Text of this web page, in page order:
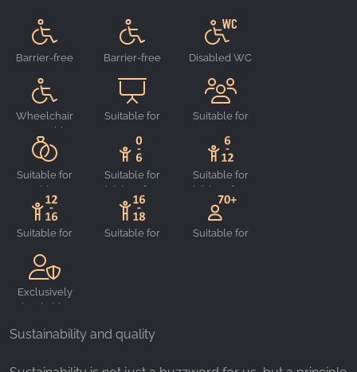
Barrier-free
Barrier-free
sanitary
Disabled WC
Wheelchair
accessible
Suitable for
Suitable for
Suitable for
weddings
Suitable for
children from
0-6
Suitable for
children from
6-12
Suitable for
from 12-16
Suitable for
Suitable for
seniors
Exclusively
bookable
Sustainability and quality
_ga, _gid, _gac_gb_
Purpose:
Cookie duration:
24 hours - 2 years